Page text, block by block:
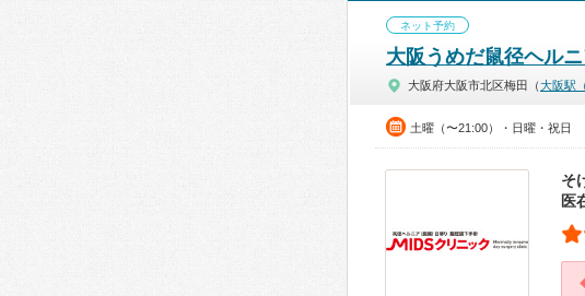
ネット予約
大阪うめだ鼠径ヘル
大阪府大阪市北区梅田（大阪駅
土曜（〜21:00）・日曜・祝日
そ
医